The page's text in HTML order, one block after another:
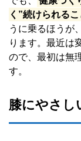
く”続けられる
うに乗るほうが
ります。最近は
ので、最初は無
す。
膝にやさし